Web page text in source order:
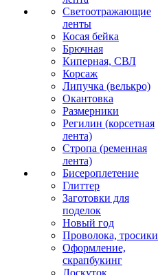
Светоотражающие
ленты
Косая бейка
Брючная
Киперная, СВЛ
Корсаж
Липучка (велькро)
Окантовка
Размерники
Регилин (корсетная
лента)
Стропа (ременная
лента)
Бисероплетение
Глиттер
Заготовки для
поделок
Новый год
Проволока, тросики
Оформление,
скрапбукинг
Лоскуток